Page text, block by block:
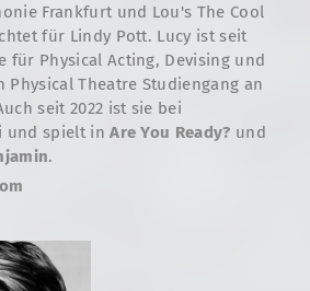
Frankfurt und Lou's The Cool
für Lindy Pott. Lucy ist seit
für Physical Acting, Devising und
Physical Theatre Studiengang an
seit 2022 ist sie bei
und spielt inAre You Ready? und
.